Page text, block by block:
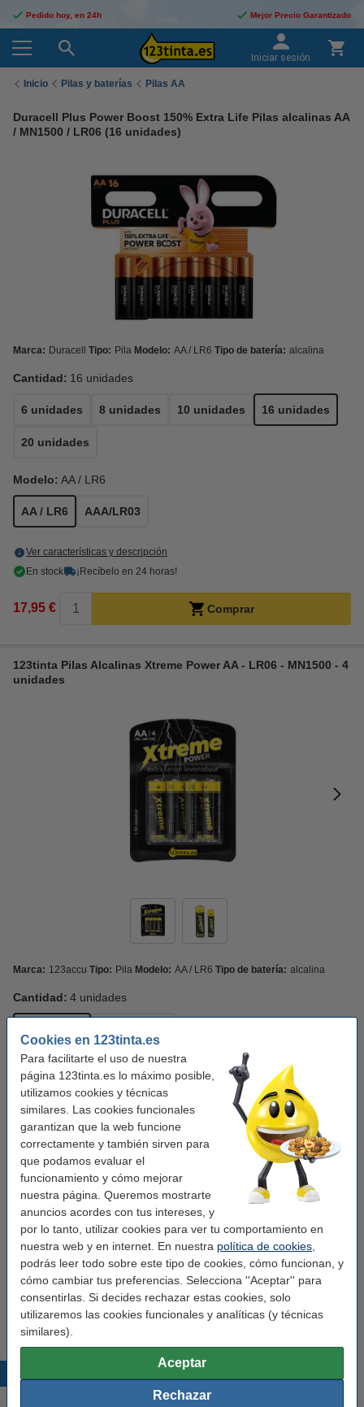
Cookies en 123tinta.es
Para facilitarte el uso de nuestra
página 123tinta.es lo máximo posible,
utilizamos cookies y técnicas
similares. Las cookies funcionales
garantizan que la web funcione
correctamente y también sirven para
que podamos evaluar el
funcionamiento y cómo mejorar
nuestra página. Queremos mostrarte
anuncios acordes con tus intereses, y
por lo tanto, utilizar cookies para ver tu comportamiento en
nuestra web y en internet. En nuestra política de cookies
podrás leer todo sobre este tipo de cookies, cómo funcionan, y
cómo cambiar tus preferencias. Selecciona ''Aceptar'' para
consentirlas. Si decides rechazar estas cookies, solo
utilizaremos las cookies funcionales y analíticas (y técnicas
similares).
Aceptar
Rechazar
Pedido hoy, en 24h Mejor Precio Garantizado
Iniciar sesión
Inicio Pilas y baterías Pilas AA
Duracell Plus Power Boost 150% Extra Life Pilas alcalinas AA
/ MN1500 / LR06 (16 unidades)
Marca: Duracell Tipo: Pila Modelo: AA / LR6 Tipo de batería: alcalina
Cantidad: 16 unidades
6 unidades 8 unidades 10 unidades 16 unidades
20 unidades
Modelo: AA / LR6
AA / LR6 AAA/LR03
Ver características y descripción
En stock
¡Recíbelo en 24 horas!
17,95 € Comprar
123tinta Pilas Alcalinas Xtreme Power AA - LR06 - MN1500 - 4
unidades
Marca: 123accu Tipo: Pila Modelo: AA / LR6 Tipo de batería: alcalina
Cantidad: 4 unidades
Modelo: AA / LR6
AA / LR6 AAA/LR03
Ver características y descripción
¡Ahorra casi un
en comparación con el original!
En stock
¡Recíbelo en 24 horas!
3,95 € Comprar
Pack ahorro
123tinta Pilas Alcalinas Xtreme Power AA -
LR06 - MN1500 - 24 unidades
14,50 €
Productos destacados